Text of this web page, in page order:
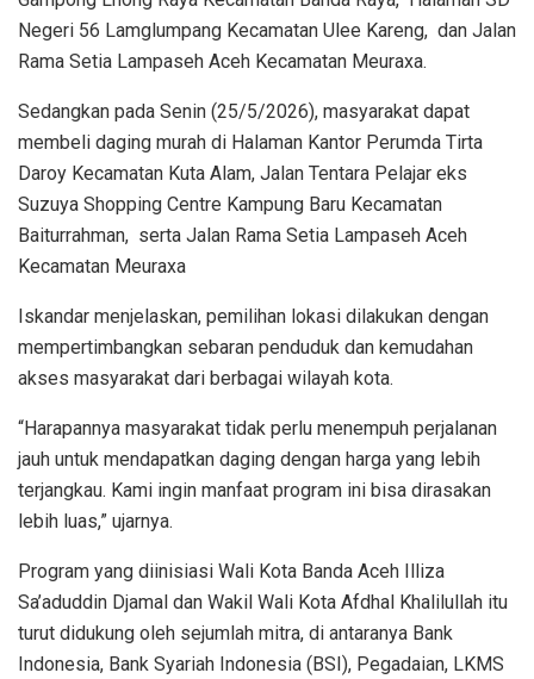
Negeri 56 Lamglumpang Kecamatan Ulee Kareng, dan Jalan
Rama Setia Lampaseh Aceh Kecamatan Meuraxa.
Sedangkan pada Senin (25/5/2026), masyarakat dapat
membeli daging murah di Halaman Kantor Perumda Tirta
Daroy Kecamatan Kuta Alam, Jalan Tentara Pelajar eks
Suzuya Shopping Centre Kampung Baru Kecamatan
Baiturrahman, serta Jalan Rama Setia Lampaseh Aceh
Kecamatan Meuraxa
Iskandar menjelaskan, pemilihan lokasi dilakukan dengan
mempertimbangkan sebaran penduduk dan kemudahan
akses masyarakat dari berbagai wilayah kota.
“Harapannya masyarakat tidak perlu menempuh perjalanan
jauh untuk mendapatkan daging dengan harga yang lebih
terjangkau. Kami ingin manfaat program ini bisa dirasakan
lebih luas,” ujarnya.
Program yang diinisiasi Wali Kota Banda Aceh Illiza
Sa’aduddin Djamal dan Wakil Wali Kota Afdhal Khalilullah itu
turut didukung oleh sejumlah mitra, di antaranya Bank
Indonesia, Bank Syariah Indonesia (BSI), Pegadaian, LKMS